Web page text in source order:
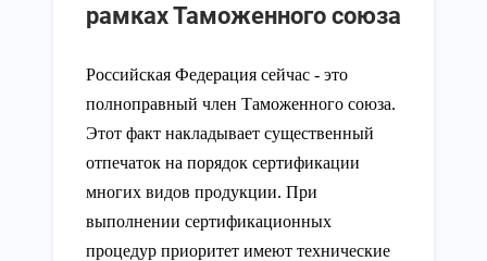
рамках Таможенного союза
Российская Федерация сейчас - это
полноправный член Таможенного союза.
Этот факт накладывает существенный
отпечаток на порядок сертификации
многих видов продукции. При
выполнении сертификационных
процедур приоритет имеют технические